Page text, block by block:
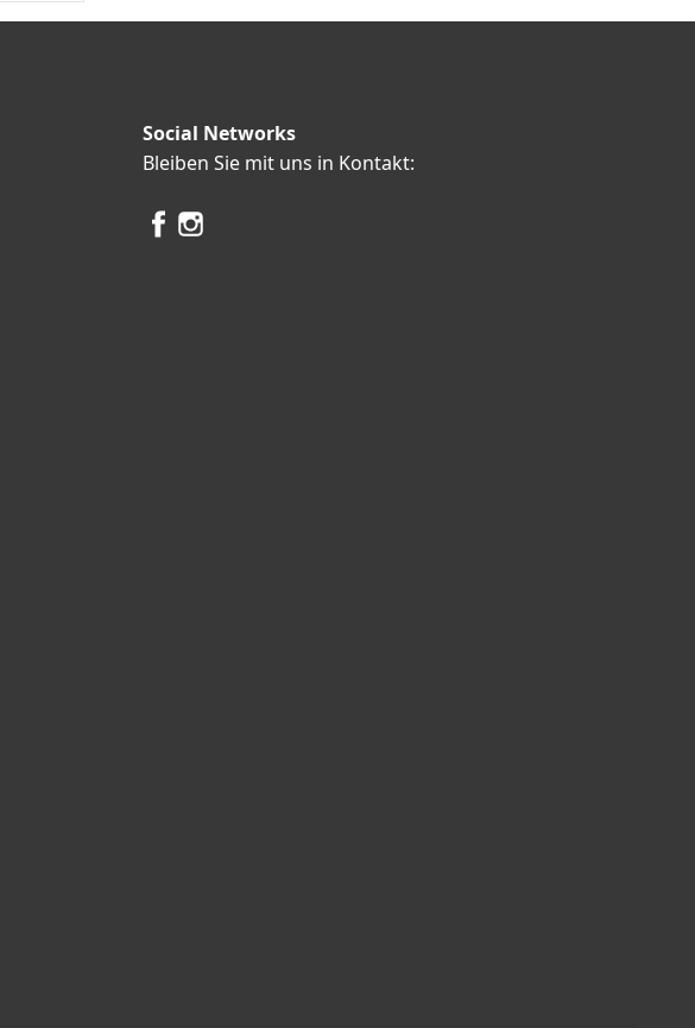
Social Networks
Bleiben Sie mit uns in Kontakt: